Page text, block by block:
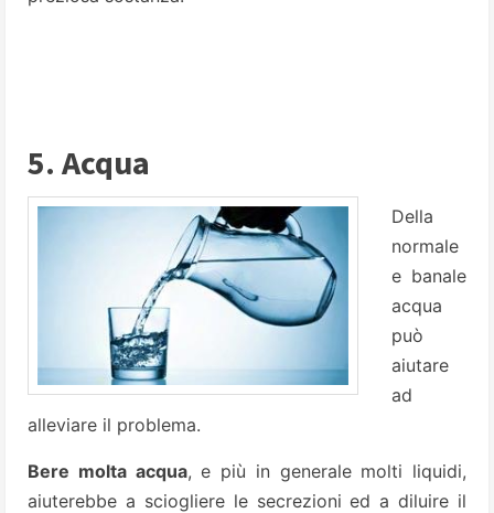
5. Acqua
Della
normale
e banale
acqua
può
aiutare
ad
alleviare il problema.
Bere molta acqua, e più in generale molti liquidi,
aiuterebbe a sciogliere le secrezioni ed a diluire il